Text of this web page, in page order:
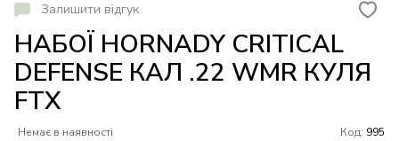
Залишити відгук
НАБОЇ HORNADY CRITICAL
DEFENSE КАЛ .22 WMR КУЛЯ
FTX
Немає в наявності Код: 995